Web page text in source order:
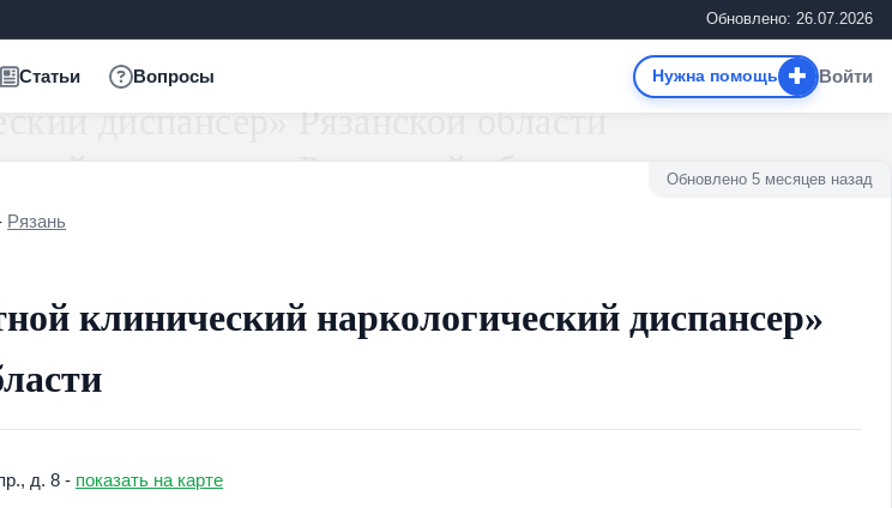
Обновлено: 26.07.2026
Статьи Вопросы Нужна помощь ✚ Войти
Рязань
клинический наркологический диспансер»
д. 8 - показать на карте
Обновлено 5 месяцев назад